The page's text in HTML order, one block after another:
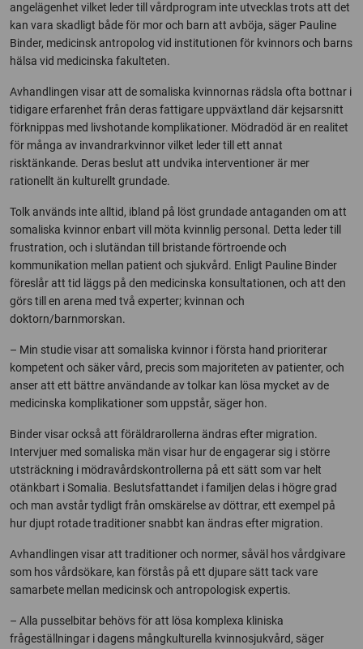
angelägenhet vilket leder till vårdprogram inte utvecklas trots att det
kan vara skadligt både för mor och barn att avböja, säger Pauline
Binder, medicinsk antropolog vid institutionen för kvinnors och barns
hälsa vid medicinska fakulteten.
Avhandlingen visar att de somaliska kvinnornas rädsla ofta bottnar i
tidigare erfarenhet från deras fattigare uppväxtland där kejsarsnitt
förknippas med livshotande komplikationer. Mödradöd är en realitet
för många av invandrarkvinnor vilket leder till ett annat
risktänkande. Deras beslut att undvika interventioner är mer
rationellt än kulturellt grundade.
Tolk används inte alltid, ibland på löst grundade antaganden om att
somaliska kvinnor enbart vill möta kvinnlig personal. Detta leder till
frustration, och i slutändan till bristande förtroende och
kommunikation mellan patient och sjukvård. Enligt Pauline Binder
föreslår att tid läggs på den medicinska konsultationen, och att den
görs till en arena med två experter; kvinnan och
doktorn/barnmorskan.
– Min studie visar att somaliska kvinnor i första hand prioriterar
kompetent och säker vård, precis som majoriteten av patienter, och
anser att ett bättre användande av tolkar kan lösa mycket av de
medicinska komplikationer som uppstår, säger hon.
Binder visar också att föräldrarollerna ändras efter migration.
Intervjuer med somaliska män visar hur de engagerar sig i större
utsträckning i mödravårdskontrollerna på ett sätt som var helt
otänkbart i Somalia. Beslutsfattandet i familjen delas i högre grad
och man avstår tydligt från omskärelse av döttrar, ett exempel på
hur djupt rotade traditioner snabbt kan ändras efter migration.
Avhandlingen visar att traditioner och normer, såväl hos vårdgivare
som hos vårdsökare, kan förstås på ett djupare sätt tack vare
samarbete mellan medicinsk och antropologisk expertis.
– Alla pusselbitar behövs för att lösa komplexa kliniska
frågeställningar i dagens mångkulturella kvinnosjukvård, säger